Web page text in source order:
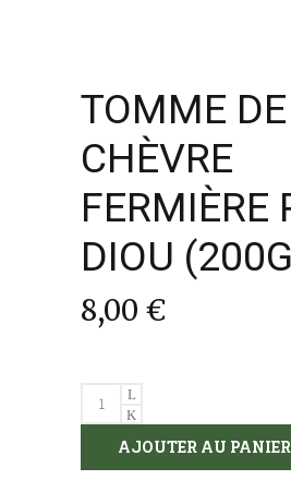
TOMME DE
CHÈVRE
FERMIÈRE
DIOU
8,00 €
TOMME
DE
CHÈVRE
FERMIÈRE
AJOUTER AU PANIER